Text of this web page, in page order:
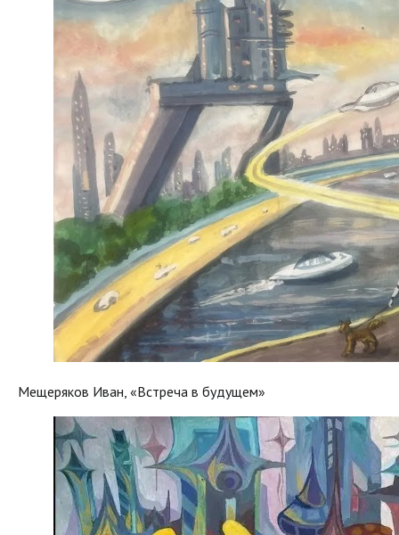
Мещеряков Иван, «Встреча в будущем»